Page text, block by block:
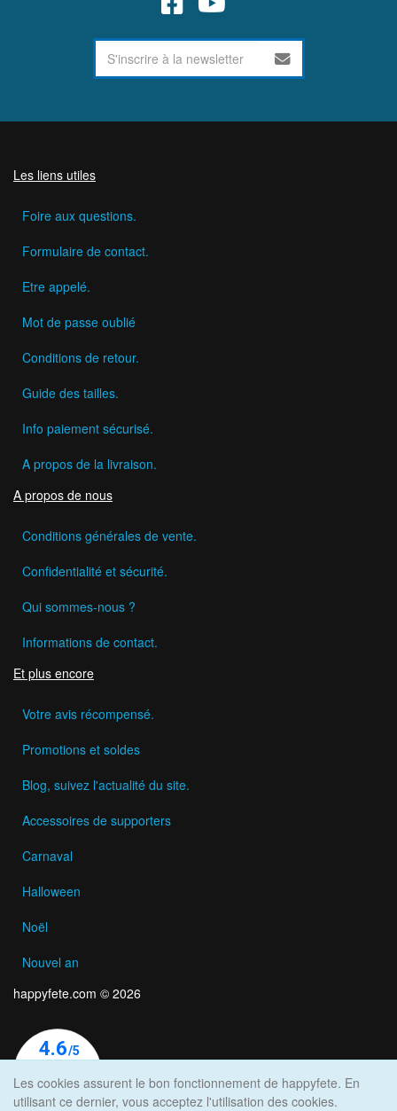
Les liens utiles
Foire aux questions.
Formulaire de contact.
Etre appelé.
Mot de passe oublié
Conditions de retour.
Guide des tailles.
Info paiement sécurisé.
A propos de la livraison.
A propos de nous
Conditions générales de vente.
Confidentialité et sécurité.
Qui sommes-nous ?
Informations de contact.
Et plus encore
Votre avis récompensé.
Promotions et soldes
Blog, suivez l'actualité du site.
Accessoires de supporters
Carnaval
Halloween
Noël
Nouvel an
happyfete.com © 2026
Les cookies assurent le bon fonctionnement de happyfete. En
utilisant ce dernier, vous acceptez l'utilisation des cookies.